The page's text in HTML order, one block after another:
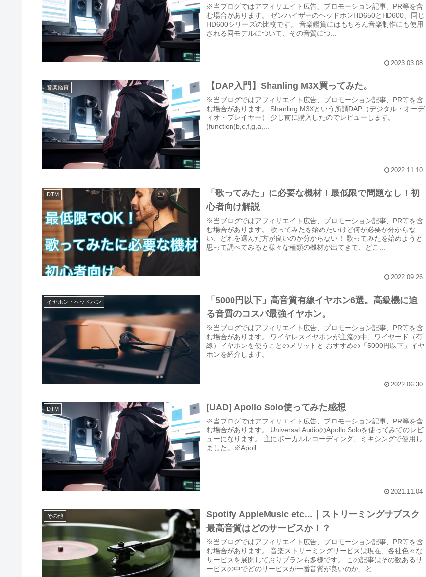
※当ブログではアフィリエイト広告、プロモーション記事、PR等を含
む場合があります。 ゼンハイザーのヘッドホンHD650とHD600、同じ
HD600シリーズの比較です。 音楽鑑賞にはもちろん音楽制作にも使用
される同モデルについて、その音質につ...
2023.03.08
音楽鑑賞 【DAP入門】Shanling M3X買ってみた。
※当ブログではアフィリエイト広告、プロモーション記事、PR等を含
む場合があります。 Shanling M3Xという所謂DAP（デジタル・オーデ
ィオ・プレイヤー） 少し前に購入したのでレビューします。
(function(b,c,f,g,a,...
2022.11.10
DTM
「歌ってみた」に必要な機材！最低限で問題なし！初
心者向け解説
※当ブログではアフィリエイト広告、プロモーション記事、PR等を含
む場合があります。 歌ってみたを始めたいけど何が必要か分からな
い、どれを選んだ方が良いのか分からない！ 歌ってみたを始めようと
思って調べてみると様々な種類の機材が出てきて、どこ...
2022.09.26
イヤホン・ヘッドホン
「5000円以下」高音質有線イヤホン6選。高級機に迫
る音質のコスパ最強イヤホン。
※当ブログではアフィリエイト広告、プロモーション記事、PR等を含
む場合があります。 ワイヤレスイヤホンが主流の中、ワイヤード（有
線）イヤホンを使うことのメリットと おすすめの「5000円以下」イヤ
ホンを紹介します。
2022.06.30
DTM [UAD] Apollo Solo使ってみた感想
※当ブログではアフィリエイト広告、プロモーション記事、PR等を含
む場合があります。 Universal AudioのApollo Soloを使ってみてのレビ
ューになります。 主にボーカルレコーディング、ミキシングで使用し
ました。※Apoll...
2021.11.04
その他
Spotify AppleMusic etc…｜ストリーミングサブスク
最高音質はどのサービスか！？
※当ブログではアフィリエイト広告、プロモーション記事、PR等を含
む場合があります。 音楽ストリーミングサービスは現在、各社色々な
サービスを展開しておりプランも多様です。 この記事はその数あるサ
ービスの中でどのサービスが一番音質が良いのか、と...